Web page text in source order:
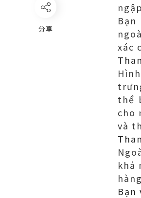
分享
xác
thể
cho
và
khả
Bạn